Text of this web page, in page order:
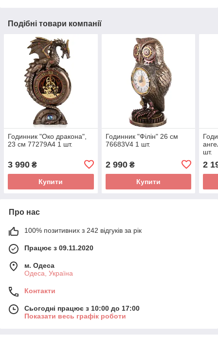
Подібні товари компанії
Годинник "Око дракона",
23 см 77279A4 1 шт.
3 990 ₴
Купити
Годинник "Філін" 26 см
76683V4 1 шт.
2 990₴
Купити
шт.
2
Про нас
100% позитивних з 242 відгуків за рік
Працює з 09.11.2020
м. Одеса
Одеса, Україна
Контакти
Сьогодні працює з 10:00 до 17:00
Показати весь графік роботи